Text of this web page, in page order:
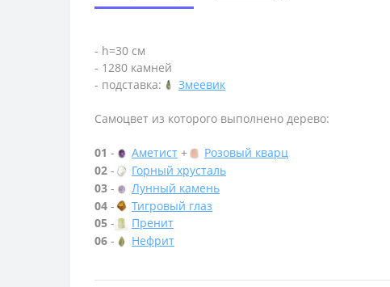
- h=30 см
- 1280 камней
- подставка:
Змеевик
Самоцвет из которого выполнено дерево:
01 - Аметист +
Розовый кварц
02 -
Горный хрусталь
03 -
Лунный камень
04 -
Тигровый глаз
05 -
Пренит
06 - Нефрит